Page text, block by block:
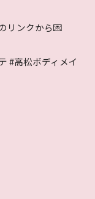
リンクから💌
#高松ボディメイ